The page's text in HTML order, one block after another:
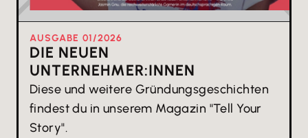
AUSGABE 01/2026
DIE NEUEN
UNTERNEHMER:INNEN
Diese und weitere Gründungsgeschichten
findest du in unserem Magazin "Tell Your
Story".